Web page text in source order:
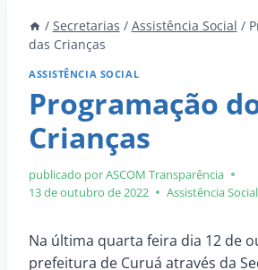
/ Secretarias / Assistência Social /
das Crianças
ASSISTÊNCIA SOCIAL
Programação
Crianças
publicado por ASCOM Transparência
13 de outubro de 2022
Assistência Social
Na última quarta feira dia 12 de
prefeitura de Curuá através da